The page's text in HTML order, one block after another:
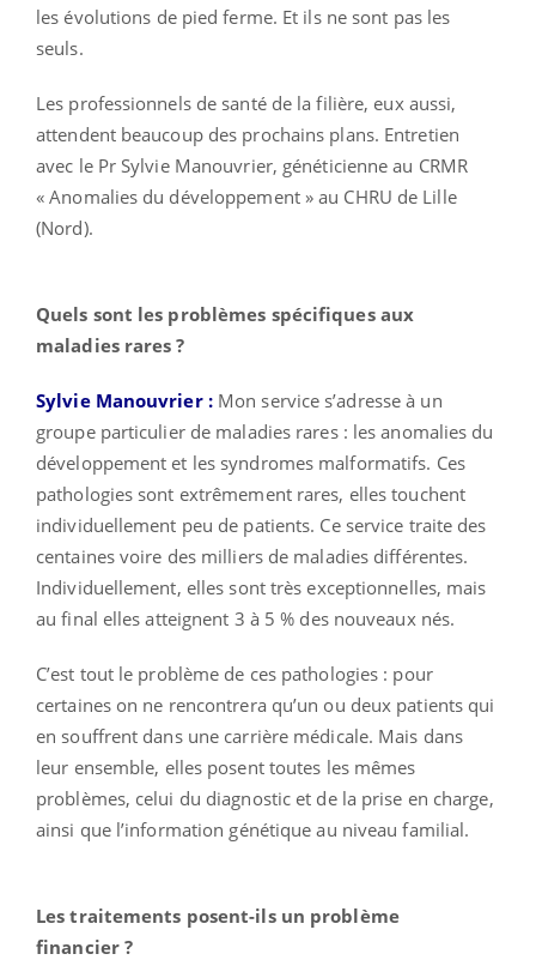
les évolutions de pied ferme. Et ils ne sont pas les
seuls.
Les professionnels de santé de la filière, eux aussi,
attendent beaucoup des prochains plans. Entretien
avec le Pr Sylvie Manouvrier, généticienne au CRMR
« Anomalies du développement » au CHRU de Lille
(Nord).
Quels sont les problèmes spécifiques aux
maladies rares ?
Sylvie Manouvrier : Mon service s’adresse à un
groupe particulier de maladies rares : les anomalies du
développement et les syndromes malformatifs. Ces
pathologies sont extrêmement rares, elles touchent
individuellement peu de patients. Ce service traite des
centaines voire des milliers de maladies différentes.
Individuellement, elles sont très exceptionnelles, mais
au final elles atteignent 3 à 5 % des nouveaux nés.
C’est tout le problème de ces pathologies : pour
certaines on ne rencontrera qu’un ou deux patients qui
en souffrent dans une carrière médicale. Mais dans
leur ensemble, elles posent toutes les mêmes
problèmes, celui du diagnostic et de la prise en charge,
ainsi que l’information génétique au niveau familial.
Les traitements posent-ils un problème
financier ?